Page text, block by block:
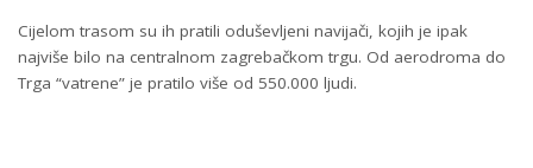
Cijelom trasom su ih pratili oduševljeni navijači, kojih je ipak
najviše bilo na centralnom zagrebačkom trgu. Od aerodroma do
Trga “vatrene” je pratilo više od 550.000 ljudi.